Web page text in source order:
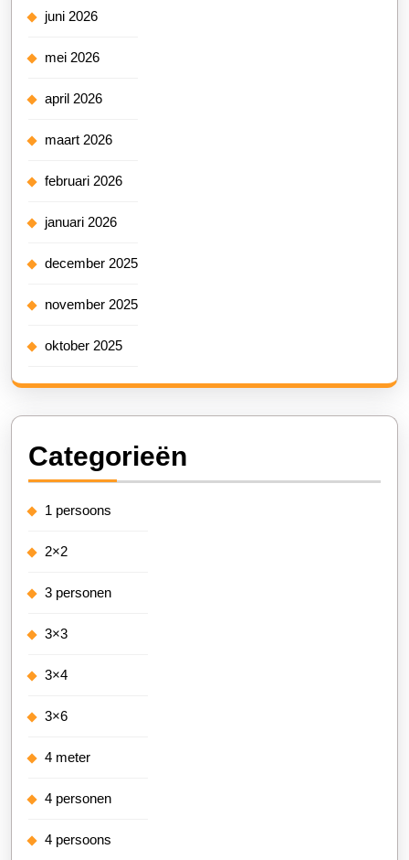
juni 2026
mei 2026
april 2026
maart 2026
februari 2026
januari 2026
december 2025
november 2025
oktober 2025
Categorieën
1 persoons
2×2
3 personen
3×3
3×4
3×6
4 meter
4 personen
4 persoons